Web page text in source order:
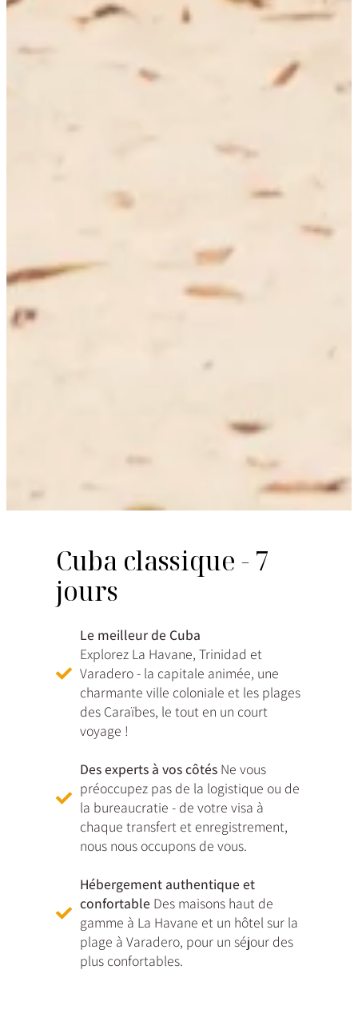
Cuba classique - 7
jours
Le meilleur de Cuba
Explorez La Havane, Trinidad et
Varadero - la capitale animée, une
charmante ville coloniale et les plages
des Caraïbes, le tout en un court
voyage !
Des experts à vos côtés Ne vous
préoccupez pas de la logistique ou de
la bureaucratie - de votre visa à
chaque transfert et enregistrement,
nous nous occupons de vous.
Hébergement authentique et
confortable Des maisons haut de
gamme à La Havane et un hôtel sur la
plage à Varadero, pour un séjour des
plus confortables.